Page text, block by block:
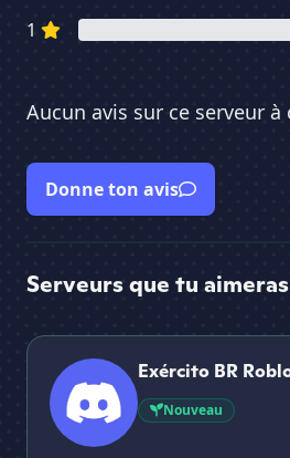
1
Aucun avis sur ce serveur à
Donne ton avis
Serveurs que tu
Exército BR Roblox
Exército BR
Nouveau